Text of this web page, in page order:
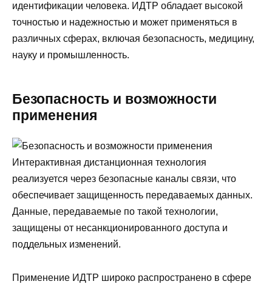
идентификации человека. ИДТР обладает высокой
точностью и надежностью и может применяться в
различных сферах, включая безопасность, медицину,
науку и промышленность.
Безопасность и возможности
применения
Интерактивная дистанционная технология
реализуется через безопасные каналы связи, что
обеспечивает защищенность передаваемых данных.
Данные, передаваемые по такой технологии,
защищены от несанкционированного доступа и
поддельных изменений.
Применение ИДТР широко распространено в сфере